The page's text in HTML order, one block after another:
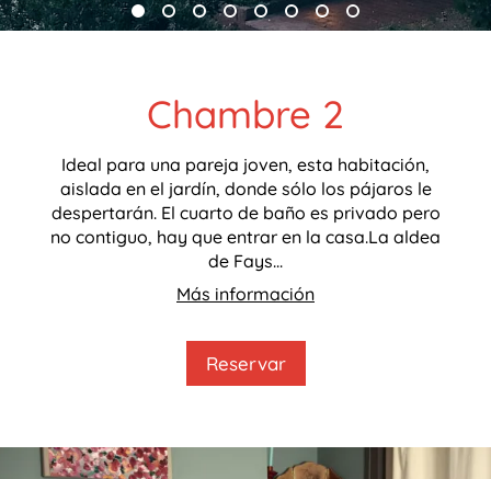
Chambre 2
Ideal para una pareja joven, esta habitación,
aislada en el jardín, donde sólo los pájaros le
despertarán. El cuarto de baño es privado pero
no contiguo, hay que entrar en la casa.La aldea
de Fays...
Más información
Reservar